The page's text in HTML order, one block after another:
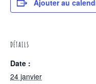
Ajouter au
DÉTAILS
Date :
24 janvier